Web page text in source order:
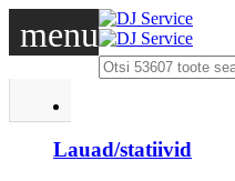
menu
Lauad/statiivid